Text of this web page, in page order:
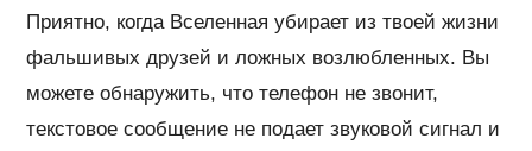
Приятно, когда Вселенная убирает из твоей жизни
фальшивых друзей и ложных возлюбленных. Вы
можете обнаружить, что телефон не звонит,
текстовое сообщение не подает звуковой сигнал и